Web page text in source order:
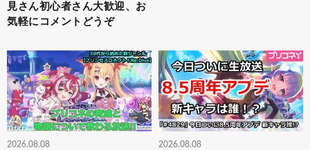
見さん初心者さん大歓迎、お
気軽にコメントどうぞ
2026.08.08 2026.08.08